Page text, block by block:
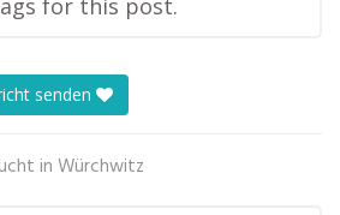
for this post.
senden
in Würchwitz